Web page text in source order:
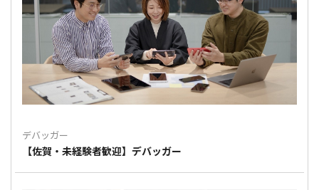
デバッガー
【佐賀・未経験者歓迎】デバッガー